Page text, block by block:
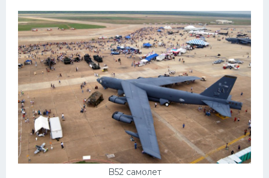
B52 самолет